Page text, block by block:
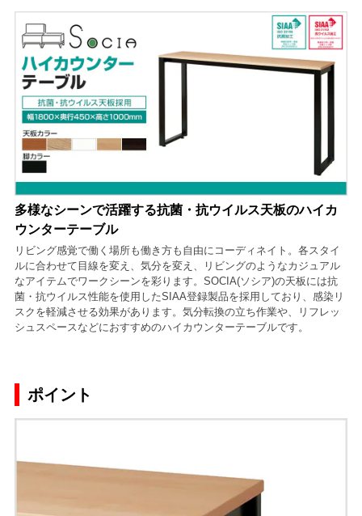
多様なシーンで活躍する抗菌・抗ウイルス天板のハイカ
ウンターテーブル
リビング感覚で働く場所も働き方も自由にコーディネイト。各スタイ
ルに合わせて目線を変え、気分を変え、リビングのようなカジュアル
なアイテムでワークシーンを彩ります。SOCIA(ソシア)の天板には抗
菌・抗ウイルス性能を使用したSIAA登録製品を採用しており、感染リ
スクを軽減させる効果があります。気分転換の立ち作業や、リフレッ
シュスペースなどにおすすめのハイカウンターテーブルです。
ポイント